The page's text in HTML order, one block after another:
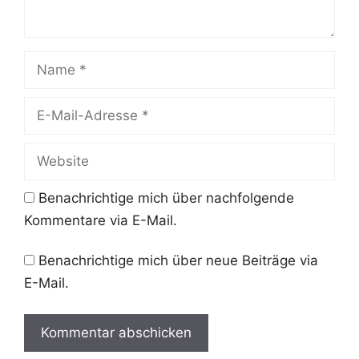
Mail-
Benachrichtige mich über nachfolgende
Kommentare via E-Mail.
Benachrichtige mich über neue Beiträge via
E-Mail.